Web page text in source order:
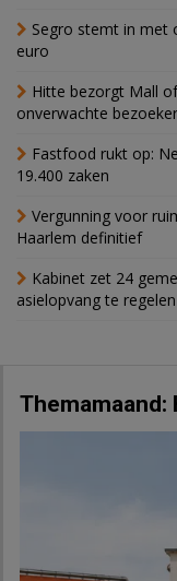
Segro stemt in met
euro
Hitte bezorgt Mall
onverwachte
Fastfood rukt op:
19.400 zaken
Vergunning voor
Haarlem definitief
Kabinet zet 24
asielopvang te regelen